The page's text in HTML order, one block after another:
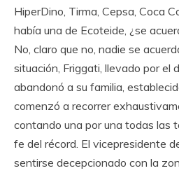
HiperDino, Tirma, Cepsa, Coca
había una de Ecoteide, ¿se
No, claro que no, nadie se
situación, Friggati, llevado por el
abandonó a su familia,
comenzó a recorrer
contando una por una todas las
fe del récord. El vicepresidente
sentirse decepcionado con la